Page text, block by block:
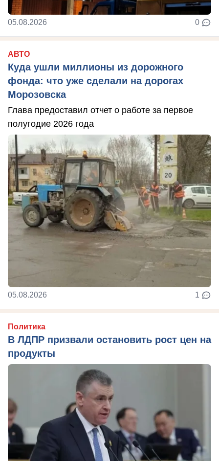
05.08.2026 0
АВТО
Куда ушли миллионы из дорожного
фонда: что уже сделали на дорогах
Морозовска
Глава предоставил отчет о работе за первое
полугодие 2026 года
05.08.2026 1
Политика
В ЛДПР призвали остановить рост цен на
продукты